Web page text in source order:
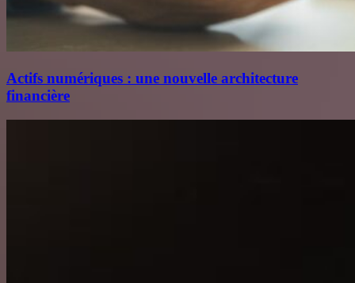
Actifs numériques : une nouvelle architecture
financière